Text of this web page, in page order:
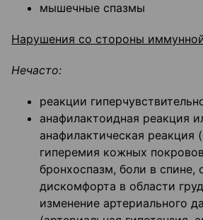
мышечные спазмы
Нарушения со стороны
Нечасто:
реакции
анафилактоидная реакция
анафилактическая реакция
гиперемия кожных
бронхоспазм, боли в
дискомфорта в области
изменение артериального